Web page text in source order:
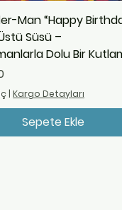
Man “Happy
Süsü –
Dolu Bir
| Kargo Detayları
Sepete Ekle